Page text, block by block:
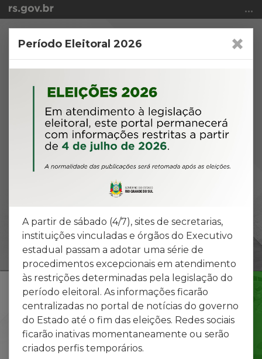
para
conteúdo
Período Eleitoral 2026
A partir de sábado (4/7), sites de secretarias,
instituições vinculadas e órgãos do Executivo
estadual passam a adotar uma série de
procedimentos excepcionais em atendimento
às restrições determinadas pela legislação do
período eleitoral. As informações ficarão
centralizadas no portal de notícias do governo
do Estado até o fim das eleições. Redes sociais
ficarão inativas momentaneamente ou serão
criados perfis temporários.
Plataforma digital SIGa
Serviços de Informações Gaúchas
Tenha acesso aos mais inovadores
serviços com alto valor agregado
para o seu negócio, a partir das
informações governamentais do
Estado do Rio Grande do Sul.
Início
conteúdo
Movimentação de Veículos
Financiados em Depósito
Serviço para as Instituições